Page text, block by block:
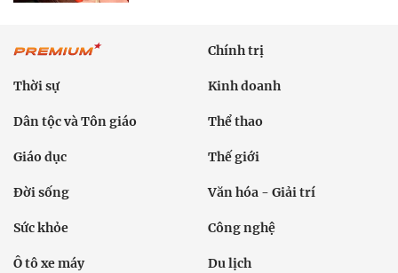
Chính trị
Thời sự Kinh doanh
Dân tộc và Tôn giáo Thể thao
Giáo dục Thế giới
Đời sống Văn hóa - Giải trí
Sức khỏe Công nghệ
Ô tô xe máy Du lịch